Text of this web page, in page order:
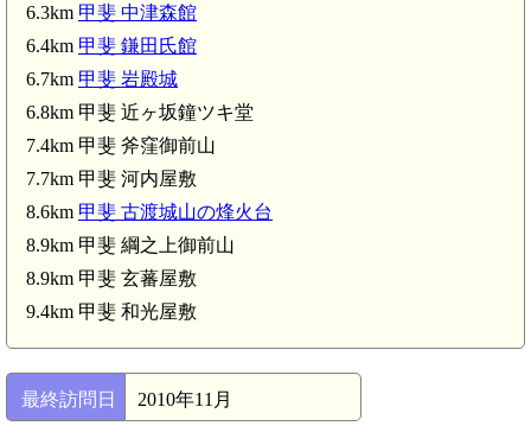
6.3km 甲斐 中津森館
6.4km 甲斐 鎌田氏館
6.7km 甲斐 岩殿城
6.8km 甲斐 近ヶ坂鐘ツキ堂
7.4km 甲斐 斧窪御前山
7.7km 甲斐 河内屋敷
8.6km 甲斐 古渡城山の烽火台
8.9km 甲斐 綱之上御前山
8.9km 甲斐 玄蕃屋敷
9.4km 甲斐 和光屋敷
最終訪問日 2010年11月